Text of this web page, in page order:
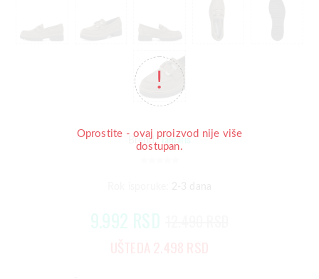
Oprostite - ovaj proizvod nije više
dostupan.
Brend: Tamaris